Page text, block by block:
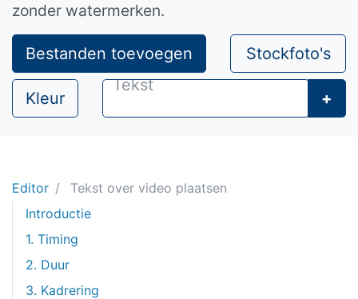
zonder watermerken.
Bestanden toevoegen Stockfoto's
Kleur +
Editor
Tekst over video plaatsen
Introductie
1. Timing
2. Duur
3. Kadrering